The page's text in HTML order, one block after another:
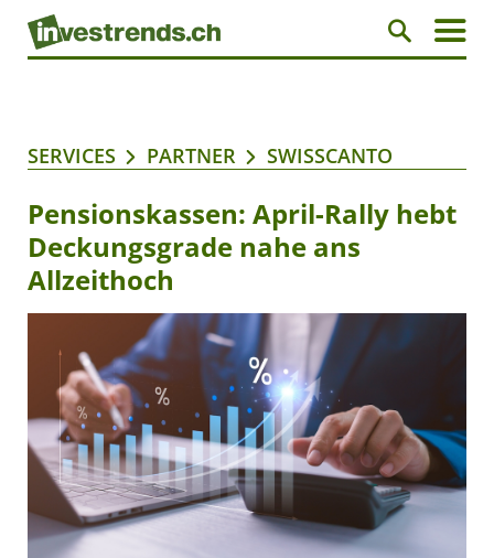
SERVICES PARTNER SWISSCANTO
Pensionskassen: April-Rally hebt
Deckungsgrade nahe ans
Allzeithoch